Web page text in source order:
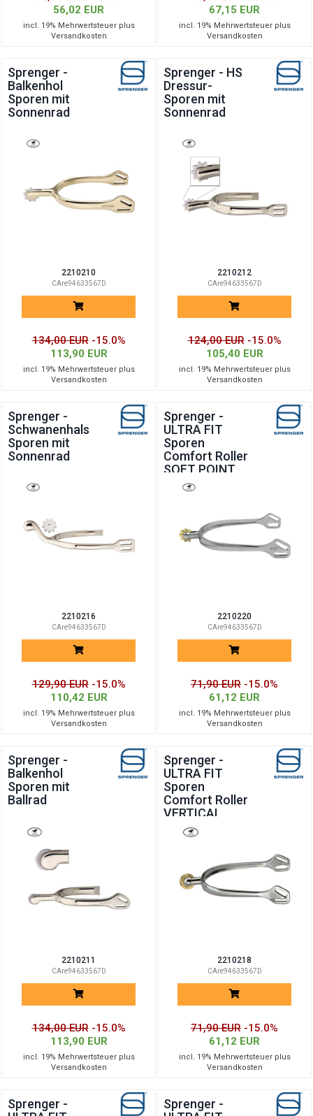
56,02 EUR
incl. 19% Mehrwertsteuer plus
Versandkosten
67,15 EUR
incl. 19% Mehrwertsteuer plus
Versandkosten
Sprenger -
Balkenhol
Sporen mit
Sonnenrad
2210210
CAre94633567D
134,00 EUR -15.0%
113,90 EUR
incl. 19% Mehrwertsteuer plus
Versandkosten
Sprenger - HS
Dressur-
Sporen mit
Sonnenrad
2210212
CAre94633567D
124,00 EUR -15.0%
105,40 EUR
incl. 19% Mehrwertsteuer plus
Versandkosten
Sprenger -
Schwanenhals
Sporen mit
Sonnenrad
2210216
CAre94633567D
129,90 EUR -15.0%
110,42 EUR
incl. 19% Mehrwertsteuer plus
Versandkosten
Sprenger -
ULTRA FIT
Sporen
Comfort Roller
SOFT POINT
2210220
CAre94633567D
71,90 EUR -15.0%
61,12 EUR
incl. 19% Mehrwertsteuer plus
Versandkosten
Sprenger -
Balkenhol
Sporen mit
Ballrad
2210211
CAre94633567D
134,00 EUR -15.0%
113,90 EUR
incl. 19% Mehrwertsteuer plus
Versandkosten
Sprenger -
ULTRA FIT
Sporen
Comfort Roller
VERTICAL
2210218
CAre94633567D
71,90 EUR -15.0%
61,12 EUR
incl. 19% Mehrwertsteuer plus
Versandkosten
Sprenger -
Sprenger -